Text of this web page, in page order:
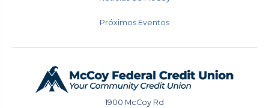
Próximos Eventos
1900 McCoy Rd